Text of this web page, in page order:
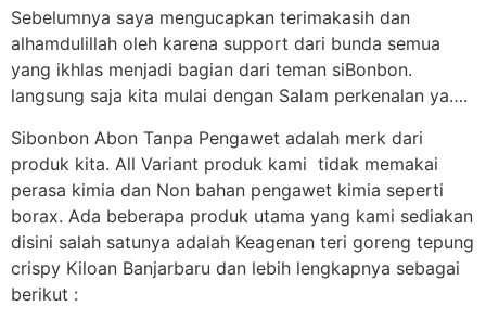
Sebelumnya saya mengucapkan terimakasih dan
alhamdulillah oleh karena support dari bunda semua
yang ikhlas menjadi bagian dari teman siBonbon.
langsung saja kita mulai dengan Salam perkenalan ya….
Sibonbon Abon Tanpa Pengawet adalah merk dari
produk kita. All Variant produk kami tidak memakai
perasa kimia dan Non bahan pengawet kimia seperti
borax. Ada beberapa produk utama yang kami sediakan
disini salah satunya adalah Keagenan teri goreng tepung
crispy Kiloan Banjarbaru dan lebih lengkapnya sebagai
berikut :